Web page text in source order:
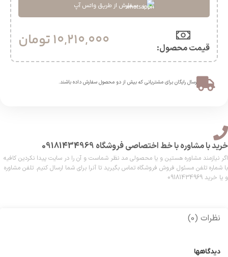
سفارش از طریق واتس آپ
قیمت محصول:​ 10,210,000تومان
ارسال رایگان برای مشتریانی که بیش از دو محصول سفارش داده باشند.​
خرید با مشاوره با خط اختصاصی فروشگاه 09181434969
اگر نیازمند مشاوره هستین و یا محصولی مد نظر شماست و آن را در سایت پیدا نکردین کافیه
با شماره تلفن مسئول فروش فروشگاه تماس بگیرید تا آنرا برای شما ارسال کنیم. تلفن مشاوره
و یا خرید 09181434969
نظرات (0)
دیدگاهها